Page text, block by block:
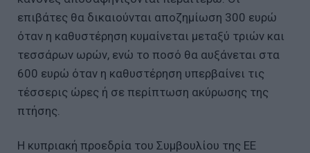
επιβάτες θα δικαιούνται αποζημίωση 300 ευρώ
όταν η καθυστέρηση κυμαίνεται μεταξύ τριών και
τεσσάρων ωρών, ενώ το ποσό θα αυξάνεται στα
600 ευρώ όταν η καθυστέρηση υπερβαίνει τις
τέσσερις ώρες ή σε περίπτωση ακύρωσης της
πτήσης.
Η κυπριακή προεδρία του Συμβουλίου της ΕΕ